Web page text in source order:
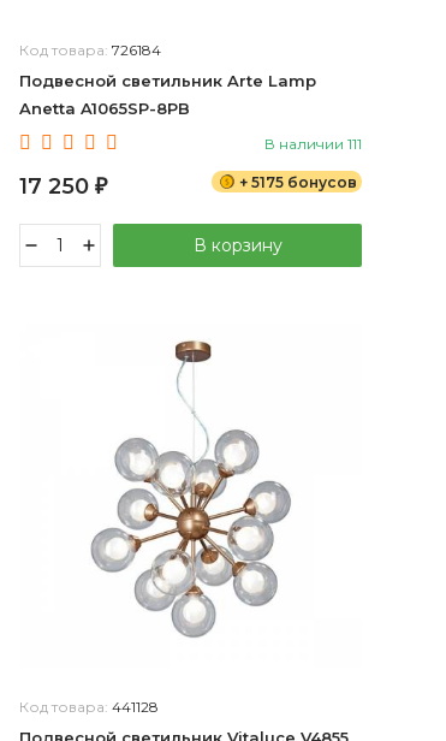
Код товара:726184
Подвесной светильник Arte Lamp
Anetta A1065SP-8PB
В наличии 111
17 250₽ + 5175 бонусов
В корзину
Код товара:441128